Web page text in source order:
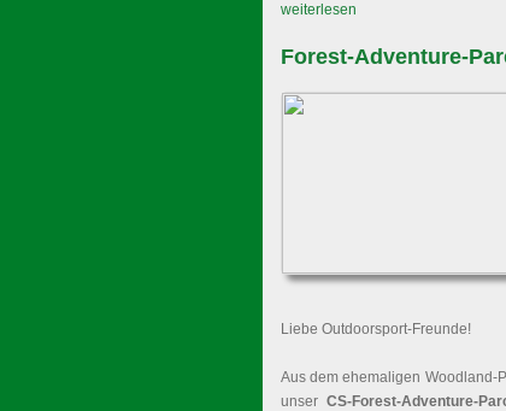
weiterlesen
Forest-Adventure-
Liebe Outdoorsport-Freunde!
Aus dem ehemaligen Woodland-
unser CS-Forest-Adventure-